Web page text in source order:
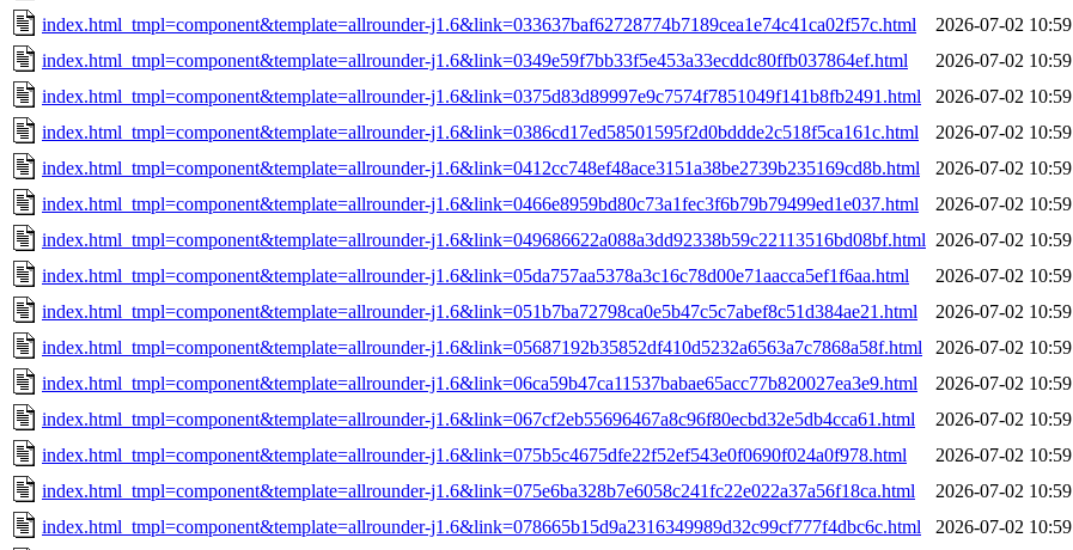
index.html_tmpl=component&template=allrounder-j1.6&link=033637baf62728774b7189cea1e74c41ca02f57c.html
2026-07-02 10:59
index.html_tmpl=component&template=allrounder-j1.6&link=0349e59f7bb33f5e453a33ecddc80ffb037864ef.html
2026-07-02 10:59
index.html_tmpl=component&template=allrounder-j1.6&link=0375d83d89997e9c7574f7851049f141b8fb2491.html
2026-07-02 10:59
index.html_tmpl=component&template=allrounder-j1.6&link=0386cd17ed58501595f2d0bddde2c518f5ca161c.html
2026-07-02 10:59
index.html_tmpl=component&template=allrounder-j1.6&link=0412cc748ef48ace3151a38be2739b235169cd8b.html
2026-07-02 10:59
index.html_tmpl=component&template=allrounder-j1.6&link=0466e8959bd80c73a1fec3f6b79b79499ed1e037.html
2026-07-02 10:59
index.html_tmpl=component&template=allrounder-j1.6&link=049686622a088a3dd92338b59c22113516bd08bf.html 2026-07-02 10:59
index.html_tmpl=component&template=allrounder-j1.6&link=05da757aa5378a3c16c78d00e71aacca5ef1f6aa.html
2026-07-02 10:59
index.html_tmpl=component&template=allrounder-j1.6&link=051b7ba72798ca0e5b47c5c7abef8c51d384ae21.html
2026-07-02 10:59
index.html_tmpl=component&template=allrounder-j1.6&link=05687192b35852df410d5232a6563a7c7868a58f.html
2026-07-02 10:59
index.html_tmpl=component&template=allrounder-j1.6&link=06ca59b47ca11537babae65acc77b820027ea3e9.html
2026-07-02 10:59
index.html_tmpl=component&template=allrounder-j1.6&link=067cf2eb55696467a8c96f80ecbd32e5db4cca61.html
2026-07-02 10:59
index.html_tmpl=component&template=allrounder-j1.6&link=075b5c4675dfe22f52ef543e0f0690f024a0f978.html
2026-07-02 10:59
index.html_tmpl=component&template=allrounder-j1.6&link=075e6ba328b7e6058c241fc22e022a37a56f18ca.html
2026-07-02 10:59
index.html_tmpl=component&template=allrounder-j1.6&link=078665b15d9a2316349989d32c99cf777f4dbc6c.html
2026-07-02 10:59